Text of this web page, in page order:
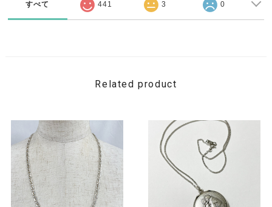
すべて 441 3 0
Related product